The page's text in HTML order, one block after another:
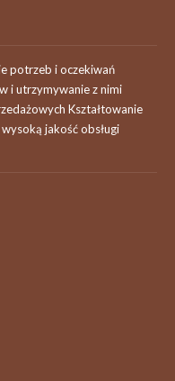
potrzeb i oczekiwań
i utrzymywanie z nimi
Kształtowanie
jakość obsługi